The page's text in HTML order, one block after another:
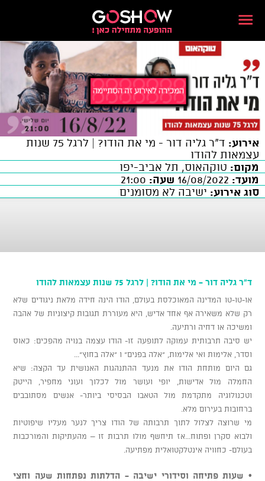
אירוע:
ד"ר גליה דור - מי את הודו? | לרגל 75 שנות
עצמאות להודו
מקום: טוקהאוס, תל אביב-יפו
מועד:
שעה:
סוג אירוע: ישיבה לא מסומנים
ד"ר גליה דור - מי את הודו? | לרגל 75 שנות עצמאות להודו
או-טו-טו המדינה המאוכלסת בעולם, הודו הינה חידה מלאת ניגודים שלא
רק שלא משאירה אף אחד אדיש, היא מעוררת תגובות קיצוניות של אהבה
ומשיכה או דחיה ורתיעה.
יש סיבה תרבותית עמוקה לתופעה זו- הודו עצמה בנויה מהפכים: כאוס
וסדר, אלימות ואי אלימות, "אלה בפנים" ו "אלה בחוץ"...
גם היום מותחת הודו את מנעד ההתנהגות האנושית עד הקצה: שיא
החמלה מול אדישות, יופי ועושר מול לכלוך ועוני מחפיר, הייטק
וטכנולוגיה מתקדמת מול הטאבו הבסיסי ביותר- אנשים מסתובבים
ברחובות בעירום מלא.
מי שרוצה לצלול לתוך תרבותה של הודו צריך לנער מעליו שיפוטיות
ולבוא סקרן ופתוח...אז תיחשף מולו תרבות זו – מהעתיקות והמורכבות
בעולם- כחוויה אינטלקטואלית מפתיעה.
• שעות פתיחה וסידורי ישיבה - הדלתות נפתחות שעה וחצי